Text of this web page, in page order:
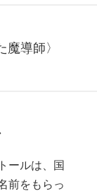
導師〉
ールは、国
前をもらっ